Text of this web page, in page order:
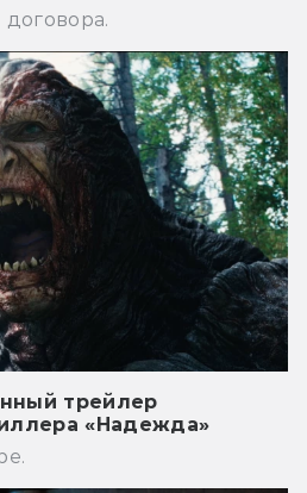
трейлер
«Надежда»